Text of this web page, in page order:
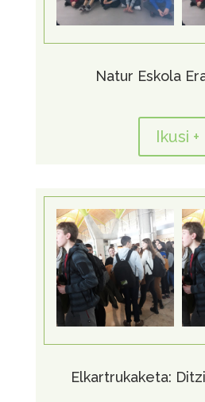
Natur Eskola
Ikusi +
Elkartrukaketa: